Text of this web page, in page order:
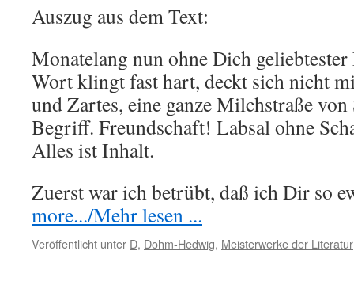
Auszug aus dem Text:
Monatelang nun ohne Dich
Wort klingt fast hart, deckt sich nicht
und Zartes, eine ganze Milchstraße
Begriff. Freundschaft! Labsal ohne
Alles ist Inhalt.
Zuerst war ich betrübt, daß ich Dir so
more.../Mehr lesen ...
Veröffentlicht unter D, Dohm-Hedwig, Meisterwerke der Literatur